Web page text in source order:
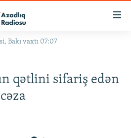
Bakı vaxtı 07:07
qətlini sifariş edən